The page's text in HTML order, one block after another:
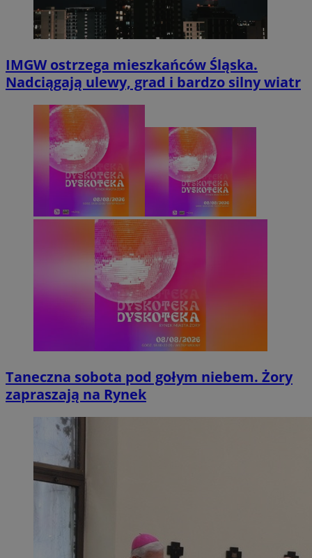
IMGW ostrzega mieszkańców Śląska.
Nadciągają ulewy, grad i bardzo silny wiatr
Taneczna sobota pod gołym niebem. Żory
zapraszają na Rynek